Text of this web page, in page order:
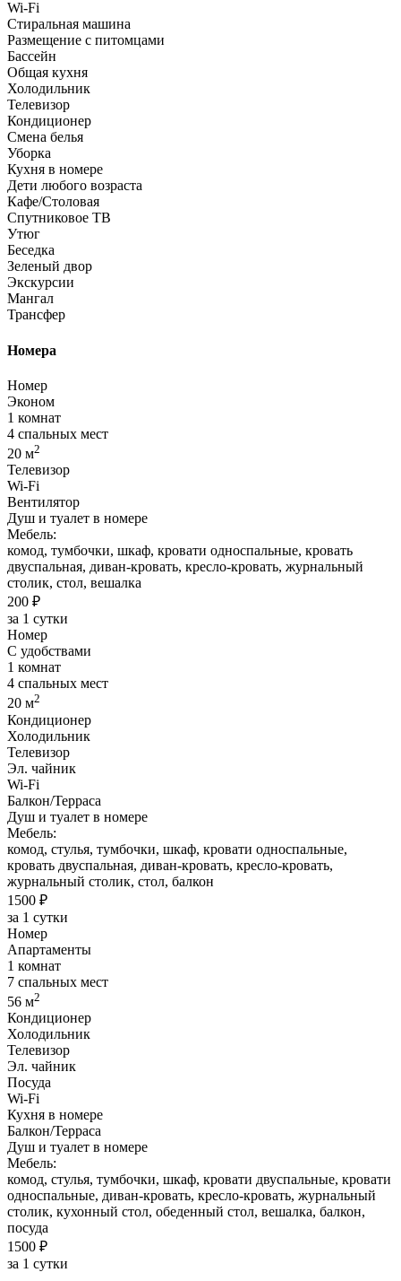
Wi-Fi
Стиральная машина
Размещение с питомцами
Бассейн
Общая кухня
Холодильник
Телевизор
Кондиционер
Смена белья
Уборка
Кухня в номере
Дети любого возраста
Кафе/Столовая
Спутниковое ТВ
Утюг
Беседка
Зеленый двор
Экскурсии
Мангал
Трансфер
Номера
Номер
Эконом
1 комнат
4 спальных мест
20 м2
Телевизор
Wi-Fi
Вентилятор
Душ и туалет в номере
Мебель:
комод, тумбочки, шкаф, кровати односпальные, кровать
двуспальная, диван-кровать, кресло-кровать, журнальный
столик, стол, вешалка
200 ₽
за 1 сутки
Номер
С удобствами
1 комнат
4 спальных мест
20 м2
Кондиционер
Холодильник
Телевизор
Эл. чайник
Wi-Fi
Балкон/Терраса
Душ и туалет в номере
Мебель:
комод, стулья, тумбочки, шкаф, кровати односпальные,
кровать двуспальная, диван-кровать, кресло-кровать,
журнальный столик, стол, балкон
1500 ₽
за 1 сутки
Номер
Апартаменты
1 комнат
7 спальных мест
56 м2
Кондиционер
Холодильник
Телевизор
Эл. чайник
Посуда
Wi-Fi
Кухня в номере
Балкон/Терраса
Душ и туалет в номере
Мебель:
комод, стулья, тумбочки, шкаф, кровати двуспальные, кровати
односпальные, диван-кровать, кресло-кровать, журнальный
столик, кухонный стол, обеденный стол, вешалка, балкон,
посуда
1500 ₽
за 1 сутки